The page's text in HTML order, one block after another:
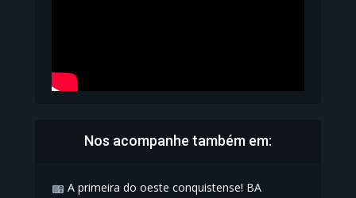
Nos acompanhe também em:
A primeira do oeste conquistense! BA